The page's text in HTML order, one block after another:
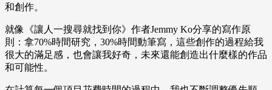
和創作。
就像《讓人一搜尋就找到你》作者Jemmy Ko分享的寫作原
則：拿70%時間研究，30%時間動筆寫，這些創作的過程給我
很大的滿足感，也會讓我好奇，未來還能創造出什麼樣的作品
和可能性。